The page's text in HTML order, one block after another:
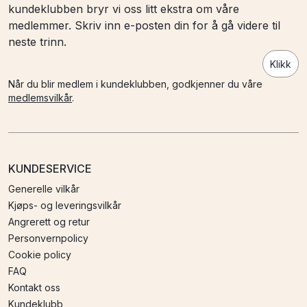
kundeklubben bryr vi oss litt ekstra om våre
medlemmer. Skriv inn e-posten din for å gå videre til
neste trinn.
Klikk
Når du blir medlem i kundeklubben, godkjenner du våre
medlemsvilkår.
KUNDESERVICE
Generelle vilkår
Kjøps- og leveringsvilkår
Angrerett og retur
Personvernpolicy
Cookie policy
FAQ
Kontakt oss
Kundeklubb